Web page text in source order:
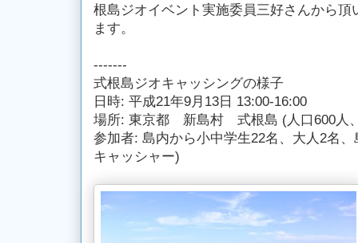
根島ジオイベント実施委員三好さんから
ます。
-------
式根島ジオキャッシングの様子
日時: 平成21年9月13日 13:00-16:00
場所: 東京都 新島村 式根島 (人口600人
参加者: 島内から小中学生22名、大人2名
キャッシャー)